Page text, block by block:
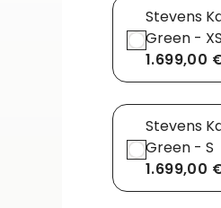
Stevens
Green - XS
1.699,00
Stevens
Green - S
1.699,00